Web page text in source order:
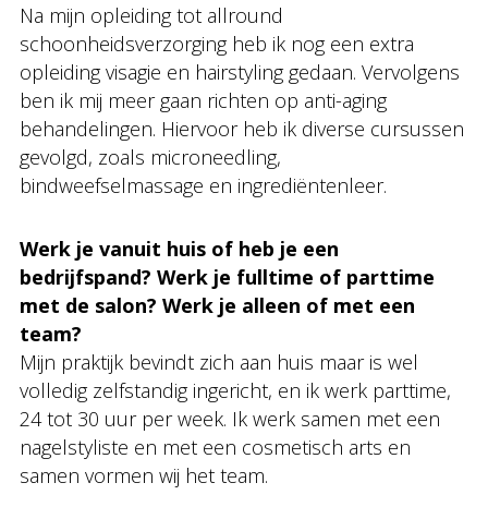
Na mijn opleiding tot allround
schoonheidsverzorging heb ik nog een extra
opleiding visagie en hairstyling gedaan. Vervolgens
ben ik mij meer gaan richten op anti-aging
behandelingen. Hiervoor heb ik diverse cursussen
gevolgd, zoals microneedling,
bindweefselmassage en ingrediëntenleer.
Werk je vanuit huis of heb je een
bedrijfspand? Werk je fulltime of parttime
met de salon? Werk je alleen of met een
team?
Mijn praktijk bevindt zich aan huis maar is wel
volledig zelfstandig ingericht, en ik werk parttime,
24 tot 30 uur per week. Ik werk samen met een
nagelstyliste en met een cosmetisch arts en
samen vormen wij het team.